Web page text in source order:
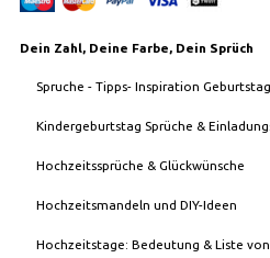
Dein Zahl, Deine Farbe, Dein Sprüch
Spruche - Tipps- Inspiration Geburtstag
Kindergeburtstag Sprüche &
Hochzeitssprüche & Glückwünsche
Hochzeitsmandeln und DIY-Ideen
Hochzeitstage: Bedeutung & Liste